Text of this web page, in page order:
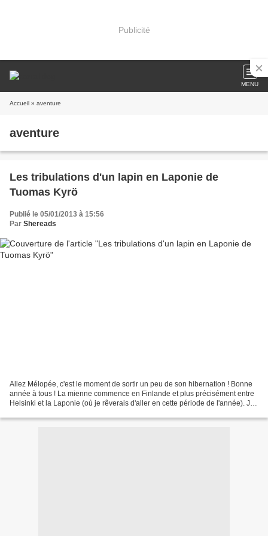
Publicité
MENU
Accueil » aventure
aventure
Les tribulations d'un lapin en Laponie de
Tuomas Kyrö
Publié le 05/01/2013 à 15:56
Par Shereads
Allez Mélopée, c'est le moment de sortir un peu de son hibernation ! Bonne
année à tous ! La mienne commence en Finlande et plus précisément entre
Helsinki et la Laponie (où je rêverais d'aller en cette période de l'année). Je